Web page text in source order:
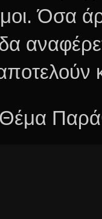
Όσα
Θέμα